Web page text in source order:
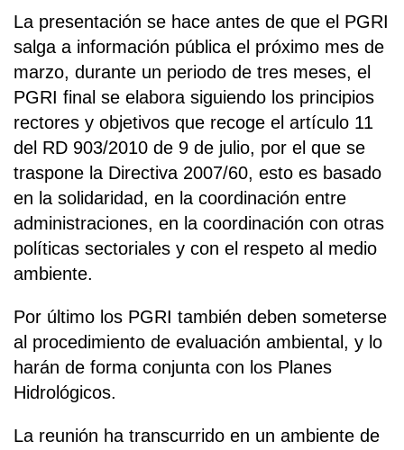
La presentación se hace antes de que el PGRI
salga a información pública el próximo mes de
marzo, durante un periodo de tres meses, el
PGRI final se elabora siguiendo los principios
rectores y objetivos que recoge el artículo 11
del RD 903/2010 de 9 de julio, por el que se
traspone la Directiva 2007/60, esto es basado
en la solidaridad, en la coordinación entre
administraciones, en la coordinación con otras
políticas sectoriales y con el respeto al medio
ambiente.
Por último los PGRI también deben someterse
al procedimiento de evaluación ambiental, y lo
harán de forma conjunta con los Planes
Hidrológicos.
La reunión ha transcurrido en un ambiente de